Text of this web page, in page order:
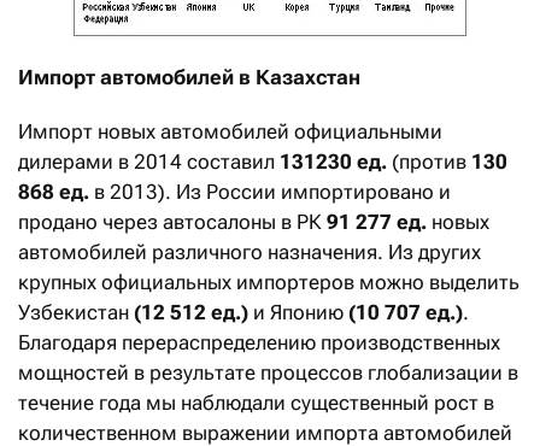
Импорт автомобилей в Казахстан
Импорт новых автомобилей официальными
дилерами в 2014 составил 131230 ед. (против 130
868 ед. в 2013). Из России импортировано и
продано через автосалоны в РК 91 277 ед. новых
автомобилей различного назначения. Из других
крупных официальных импортеров можно выделить
Узбекистан (12 512 ед.) и Японию (10 707 ед.).
Благодаря перераспределению производственных
мощностей в результате процессов глобализации в
течение года мы наблюдали существенный рост в
количественном выражении импорта автомобилей